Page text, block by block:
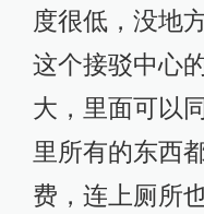
度很低，没地
这个接驳中心
大，里面可以
里所有的东西
费，连上厕所